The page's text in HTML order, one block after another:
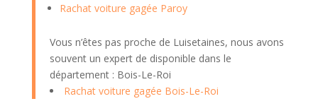
Rachat voiture gagée Paroy
Vous n’êtes pas proche de Luisetaines, nous avons
souvent un expert de disponible dans le
département : Bois-Le-Roi
Rachat voiture gagée Bois-Le-Roi